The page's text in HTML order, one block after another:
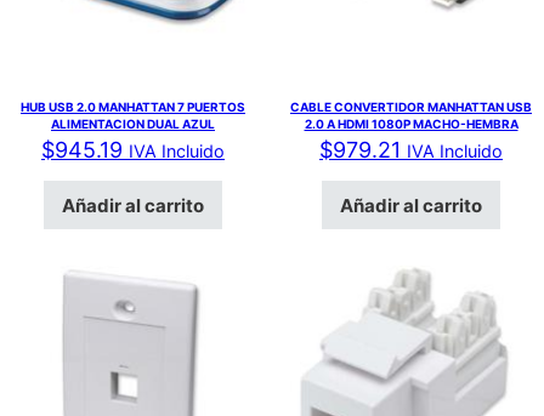
HUB USB 2.0 MANHATTAN 7 PUERTOS
ALIMENTACION DUAL AZUL
$945.19 IVA Incluido
Añadir al carrito
CABLE CONVERTIDOR MANHATTAN USB
2.0 A HDMI 1080P MACHO-HEMBRA
$979.21 IVA Incluido
Añadir al carrito